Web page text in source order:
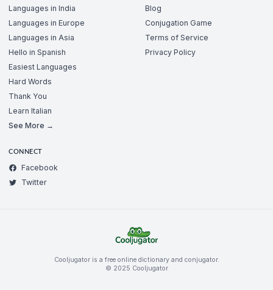
Languages in India
Languages in Europe
Languages in Asia
Hello in Spanish
Easiest Languages
Hard Words
Thank You
Learn Italian
See More →
Blog
Conjugation Game
Terms of Service
Privacy Policy
CONNECT
Facebook
Twitter
Cooljugator is a free online dictionary and conjugator.
© 2025 Cooljugator